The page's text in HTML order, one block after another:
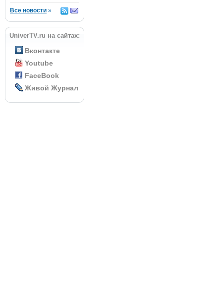
Все новости »
UniverTV.ru на сайтах:
Вконтакте
Youtube
FaceBook
Живой Журнал